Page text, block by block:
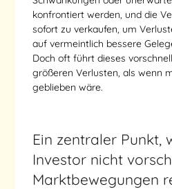
konfrontiert werden, und die
sofort zu verkaufen, um
auf vermeintlich bessere
Doch oft führt dieses
größeren Verlusten, als wenn
geblieben wäre.
Ein zentraler Punkt,
Investor nicht
Marktbewegungen